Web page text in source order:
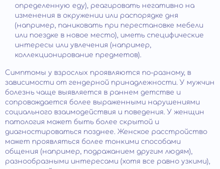
определенную еду), реагировать негативно на
изменения в окружении или распорядке дня
(например, паниковать при перестановке мебели
или поездке в новое место), иметь специфические
интересы или увлечения (например,
коллекционирование предметов).
Симптомы у взрослых проявляются по-разному, в
зависимости от гендерной принадлежности. У мужчин
болезнь чаще выявляется в раннем детстве и
сопровождается более выраженными нарушениями
социального взаимодействия и поведения. У женщин
патология может быть более скрытой и
диагностироваться позднее. Женское расстройство
может проявляться более тонкими способами
общения (например, подражанием другим людям),
разнообразными интересами (хотя все равно узкими),